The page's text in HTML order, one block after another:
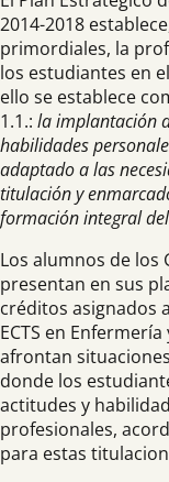
2014-2018
primordiales, la
los estudiantes en
ello se establece
1.1.: la implantación
habilidades
adaptado a las
titulación y
formación integral
Los alumnos de los
presentan en sus
créditos asignados
ECTS en
afrontan
donde los
actitudes y
profesionales,
para estas